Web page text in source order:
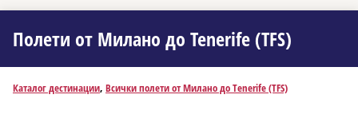
Полети от Миланo до Tenerife (TFS)
Каталог дестинации, Всички полети от Миланo до Tenerife (TFS)